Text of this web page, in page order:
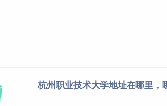
杭州职业技术大学地址在哪里，